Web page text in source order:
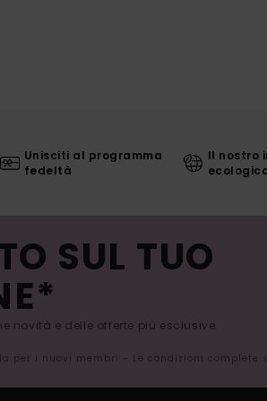
Unisciti al programma
fedeltà
Il nostro
SUL TUO
novità e delle offerte più esclusive.
per i nuovi membri - Le condizioni